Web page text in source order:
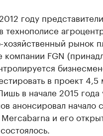
году
технополисе
рынок
компании FGN
в проект
в начале 2015
анонсировал начало
и его